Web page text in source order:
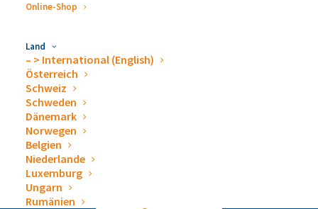
Online-Shop
Land
– > International (English)
Österreich
Schweiz
Schweden
Dänemark
Norwegen
Belgien
Niederlande
Luxemburg
Ungarn
Rumänien
Kontakt
Erklärung zur Barrierefreiheit